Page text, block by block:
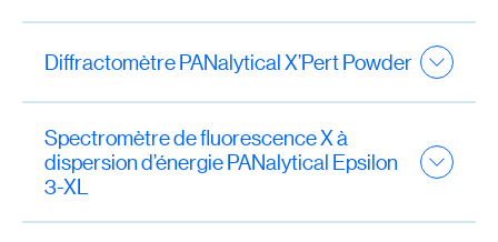
Diffractomètre PANalytical X’Pert Powder
Spectromètre de fluorescence X à
dispersion d’énergie PANalytical Epsilon
3-XL